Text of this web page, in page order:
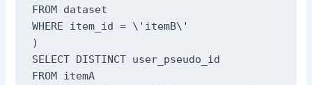
FROM dataset
WHERE item_id = \'itemB\'
)
SELECT DISTINCT user_pseudo_id
FROM itemA